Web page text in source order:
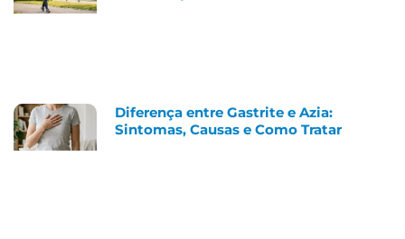
Diferença entre Gastrite e Azia:
Sintomas, Causas e Como Tratar